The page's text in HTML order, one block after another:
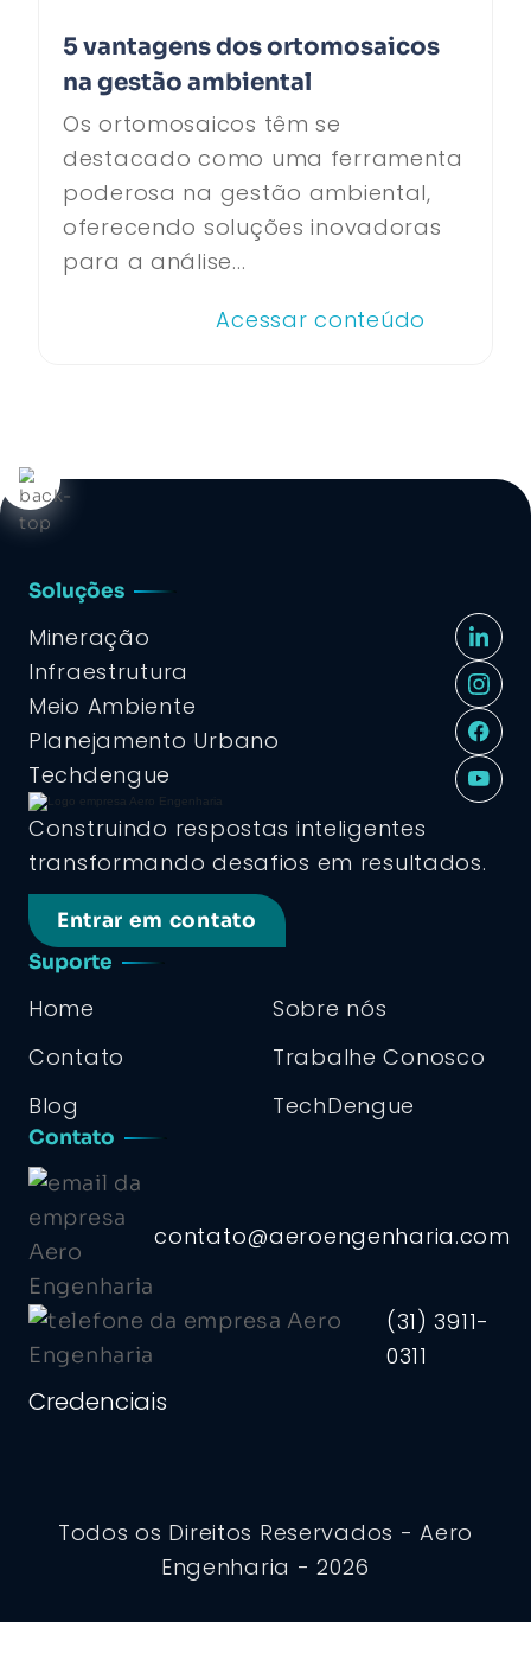
5 vantagens dos ortomosaicos
na gestão ambiental
Os ortomosaicos têm se
destacado como uma ferramenta
poderosa na gestão ambiental,
oferecendo soluções inovadoras
para a análise...
Acessar conteúdo
Construindo respostas inteligentes
transformando desafios em resultados.
Entrar em contato
Suporte
Home
Sobre nós
Contato
Trabalhe Conosco
Blog
TechDengue
Contato
contato@aeroengenharia.com
(31) 3911-
0311
Credenciais
Soluções
Mineração
Infraestrutura
Meio Ambiente
Planejamento Urbano
Techdengue
Todos os Direitos Reservados - Aero
Engenharia - 2026